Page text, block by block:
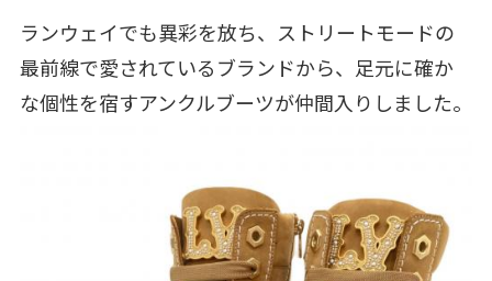
ランウェイでも異彩を放ち、ストリートモードの
最前線で愛されているブランドから、足元に確か
な個性を宿すアンクルブーツが仲間入りしました。